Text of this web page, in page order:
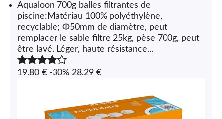
Aqualoon 700g balles filtrantes de
piscine:Matériau 100% polyéthylène,
recyclable; Φ50mm de diamètre, peut
remplacer le sable filtre 25kg, pèse 700g, peut
être lavé. Léger, haute résistance...
19.80 € -30% 28.29 €